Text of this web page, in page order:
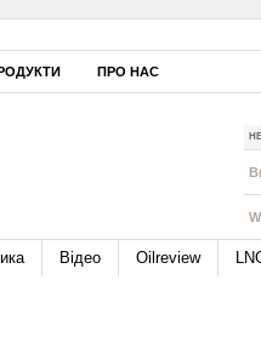
ПРО НАС
Відео Oilreview